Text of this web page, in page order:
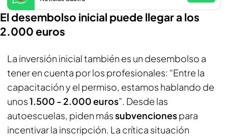
El desembolso inicial puede llegar a los
2.000 euros
La inversión inicial también es un desembolso a
tener en cuenta por los profesionales: “Entre la
capacitación y el permiso, estamos hablando de
unos1.500 - 2.000 euros”. Desde las
autoescuelas, piden mássubvencionespara
incentivar la inscripción. La crítica situación